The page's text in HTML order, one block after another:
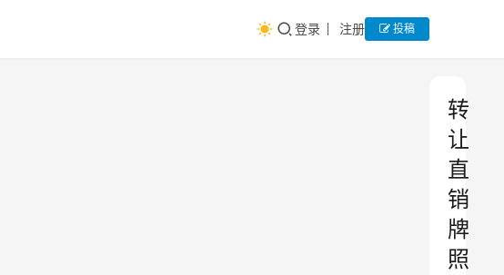
登录 注册 投稿
转
让
直
销
牌
照